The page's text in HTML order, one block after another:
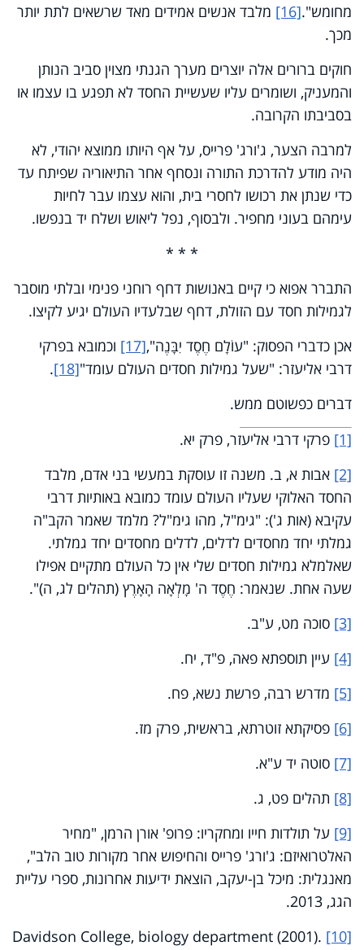
מחומש".[16] מלבד אנשים אמידים מאד שרשאים לתת יותר
מכך.
חוקים ברורים אלה יוצרים מערך הגנתי מצוין סביב הנותן
והמעניק, ושומרים עליו שעשיית החסד לא תפגע בו עצמו או
בסביבתו הקרובה.
למרבה הצער, ג'ורג' פרייס, על אף היותו ממוצא יהודי, לא
היה מודע להדרכת התורה ונסחף אחר התיאוריה שפיתח עד
כדי שנתן את רכושו לחסרי בית, והוא עצמו עבר לחיות
עימהם בעוני מחפיר. ולבסוף, נפל ליאוש ושלח יד בנפשו.
* * *
התברר אפוא כי קיים באנושות דחף רוחני פנימי ובלתי מוסבר
לגמילות חסד עם הזולת, דחף שבלעדיו העולם יגיע לקיצו.
אכן כדברי הפסוק: "עוֹלָם חֶסֶד יִבָּנֶה",[17] וכמובא בפרקי
דרבי אליעזר: "שעל גמילות חסדים העולם עומד"[18]
.
דברים כפשוטם ממש.
[1] פרקי דרבי אליעזר, פרק יא.
[2] אבות א, ב. משנה זו עוסקת במעשי בני אדם, מלבד
החסד האלוקי שעליו העולם עומד כמובא באותיות דרבי
עקיבא (אות ג'): "גימ"ל, מהו גימ"ל? מלמד שאמר הקב"ה
גמלתי יחד מחסדים לדלים, לדלים מחסדים יחד גמלתי.
שאלמלא גמילות חסדים שלי אין כל העולם מתקיים אפילו
שעה אחת. שנאמר: חֶסֶד ה' מָלְאָה הָאָרֶץ (תהלים לג, ה)".
[3] סוכה מט, ע"ב.
[4] עיין תוספתא פאה, פ"ד, יח.
[5] מדרש רבה, פרשת נשא, פח.
[6] פסיקתא זוטרתא, בראשית, פרק מז.
[7] סוטה יד ע"א.
[8] תהלים פט, ג.
[9] על תולדות חייו ומחקריו: פרופ' אורן הרמן, "מחיר
האלטרואיזם: ג'ורג' פרייס והחיפוש אחר מקורות טוב הלב",
‏מאנגלית: מיכל בן-יעקב, הוצאת ידיעות אחרונות, ספרי עליית
הגג, 2013.‏
[10]
.
Davidson College, biology department (2001)